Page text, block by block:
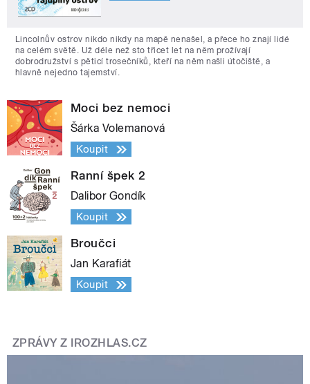
Lincolnův ostrov nikdo nikdy na mapě nenašel, a přece ho znají lidé
na celém světě. Už déle než sto třicet let na něm prožívají
dobrodružství s pěticí trosečníků, kteří na něm našli útočiště, a
hlavně nejedno tajemství.
Moci bez nemoci
Šárka Volemanová
Koupit
Ranní špek 2
Dalibor Gondík
Koupit
Broučci
Jan Karafiát
Koupit
ZPRÁVY Z IROZHLAS.CZ